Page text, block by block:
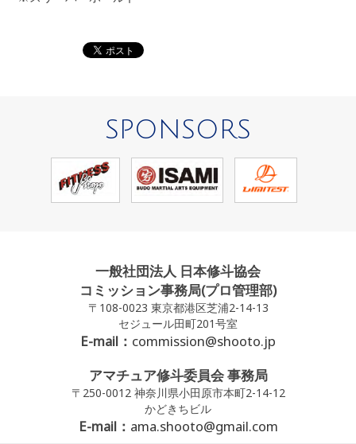
SPONSORS
一般社団法人 日本修斗協会
コミッション事務局(プロ管理部)
〒108-0023 東京都港区芝浦2-14-13
セジュール田町201号室
E-mail： commission@shooto.jp
アマチュア修斗委員会 事務局
〒250-0012 神奈川県小田原市本町2-14-12
かどきちビル
E-mail： ama.shooto@gmail.com